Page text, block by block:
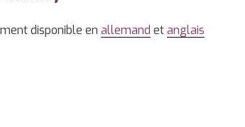
disponible en allemand etanglais